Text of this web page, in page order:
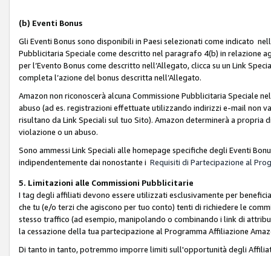
(b) Eventi Bonus
Gli Eventi Bonus sono disponibili in Paesi selezionati come indicato
Pubblicitaria Speciale come descritto nel paragrafo 4(b) in relazione
per l’Evento Bonus come descritto nell’Allegato, clicca su un Link
completa l’azione del bonus descritta nell’Allegato.
Amazon non riconoscerà alcuna Commissione Pubblicitaria Speciale
abuso (ad es. registrazioni effettuate utilizzando indirizzi e-mail non
risultano da Link Speciali sul tuo Sito). Amazon determinerà a propria
violazione o un abuso.
Sono ammessi Link Speciali alle homepage specifiche degli Eventi
indipendentemente dai nonostante i Requisiti di Partecipazione al
5. Limitazioni alle Commissioni Pubblicitarie
I tag degli affiliati devono essere utilizzati esclusivamente per
che tu (e/o terzi che agiscono per tuo conto) tenti di richiedere le
stesso traffico (ad esempio, manipolando o combinando i link di
la cessazione della tua partecipazione al Programma Affiliazione
Di tanto in tanto, potremmo imporre limiti sull'opportunità degli